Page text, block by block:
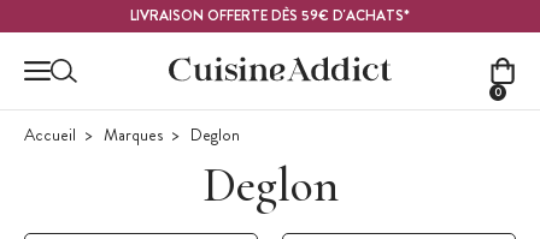
LIVRAISON OFFERTE DÈS 59€ D'ACHATS*
0
Accueil Marques Deglon
Deglon